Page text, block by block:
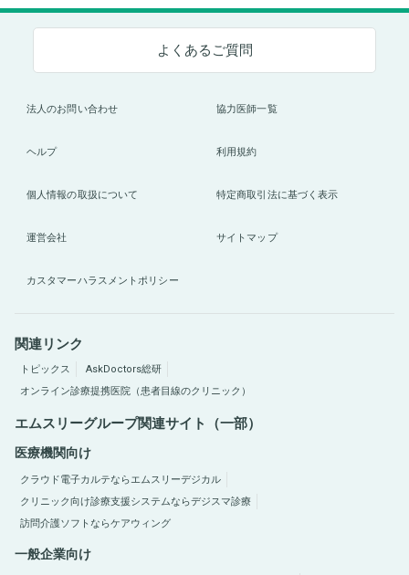
よくあるご質問
法人のお問い合わせ 協力医師一覧
ヘルプ 利用規約
個人情報の取扱について 特定商取引法に基づく表示
運営会社 サイトマップ
カスタマーハラスメントポリシー
関連リンク
トピックス
AskDoctors総研
オンライン診療提携医院（患者目線のクリニック）
エムスリーグループ関連サイト（一部）
医療機関向け
クラウド電子カルテならエムスリーデジカル
クリニック向け診療支援システムならデジスマ診療
訪問介護ソフトならケアウィング
一般企業向け